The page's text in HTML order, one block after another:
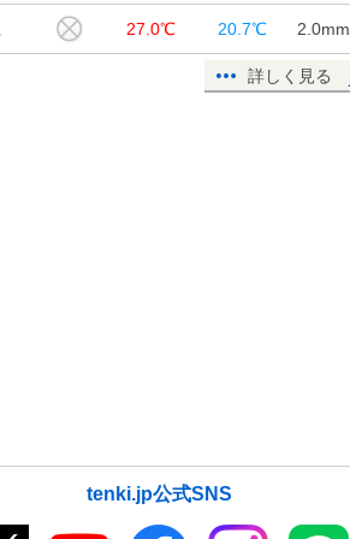
27.0℃ 20.7℃ 2.0mm
詳しく見る
tenki.jp公式SNS